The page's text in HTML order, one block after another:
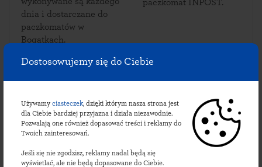
Dostosowujemy się do Ciebie
Używamy ciasteczek, dzięki którym nasza strona jest
dla Ciebie bardziej przyjazna i działa niezawodnie.
Pozwalają one również dopasować treści i reklamy do
Twoich zainteresowań.
Jeśli się nie zgodzisz, reklamy nadal będą się
wyświetlać, ale nie będą dopasowane do Ciebie.
dnia i dostarczane do
paczkomatów w
Bogatkach.
paczkomat INPOST.
Sprawdź lokalizacje
bogateckich
paczkomatów: